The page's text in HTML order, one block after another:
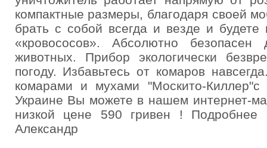
компактные размеры, благодаря своей
брать с собой всегда и везде и будете
«кровососов». Абсолютно
животных. Прибор экологически
погоду. Избавьтесь от комаров
комарами и мухами "Москито-Киллер"с
Украине Вы можете в нашем интернет-
низкой цене 590 гривен ! Подробнее
Александр